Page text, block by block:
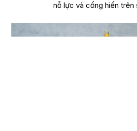
nỗ lực và cống hiến trên